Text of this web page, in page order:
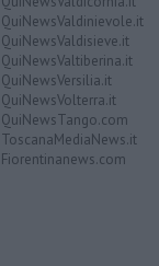
QuiNewsValdinievole.it
QuiNewsValdisieve.it
QuiNewsValtiberina.it
QuiNewsVersilia.it
QuiNewsVolterra.it
QuiNewsTango.com
ToscanaMediaNews.it
Fiorentinanews.com